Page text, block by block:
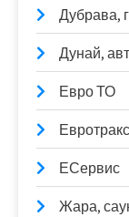
Дубрава,
Дунай,
Евро ТО
ЕСервис
Жара,